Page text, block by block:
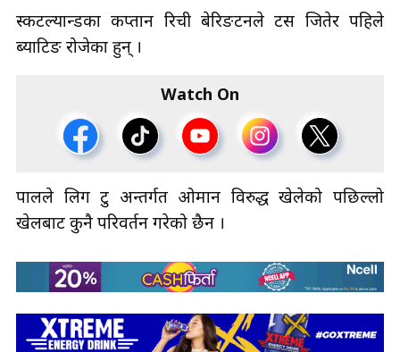
स्कटल्यान्डका कप्तान रिची बेरिङटनले टस जितेर पहिले
ब्याटिङ रोजेका हुन् ।
Watch On
पालले लिग टु अन्तर्गत ओमान विरुद्ध खेलेको पछिल्लो
खेलबाट कुनै परिवर्तन गरेको छैन ।